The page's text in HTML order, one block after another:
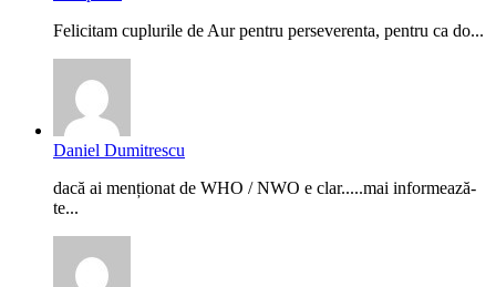
Felicitam cuplurile de Aur pentru perseverenta, pentru ca do...
Daniel Dumitrescu
dacă ai menționat de WHO / NWO e clar.....mai informează-
te...